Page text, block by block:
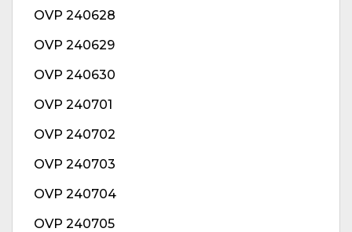
OVP 240628
OVP 240629
OVP 240630
OVP 240701
OVP 240702
OVP 240703
OVP 240704
OVP 240705